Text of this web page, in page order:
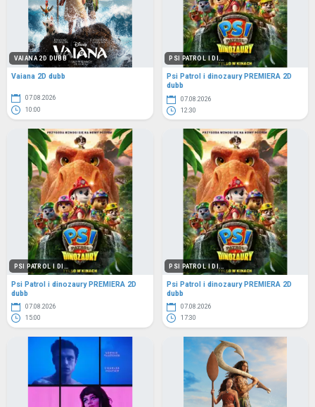
VAIANA 2D DUBB
Vaiana 2D dubb
07.08.2026
10:00
PSI PATROL I DI...
Psi Patrol i dinozaury PREMIERA 2D
dubb
07.08.2026
12:30
PSI PATROL I DI...
Psi Patrol i dinozaury PREMIERA 2D
dubb
07.08.2026
15:00
PSI PATROL I DI...
Psi Patrol i dinozaury PREMIERA 2D
dubb
07.08.2026
17:30